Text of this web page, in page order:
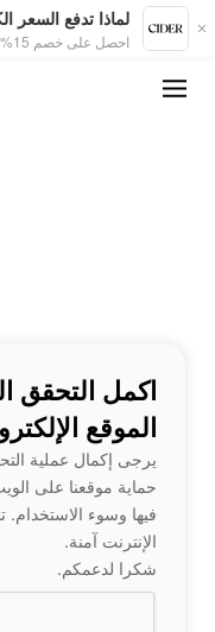
لماذا تدفع السعر
احصل على خصم 15% في التطبيق
اكمل التحقق
الموقع
يرجى إكمال عملية
حماية موقعنا على
فيها وسوء الاستخدام.
الإنترنت آمنة.
شكرا لدعمكم.